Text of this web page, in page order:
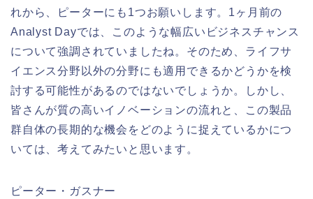
れから、ピーターにも1つお願いします。1ヶ月前の
Analyst Dayでは、このような幅広いビジネスチャンス
について強調されていましたね。そのため、ライフサ
イエンス分野以外の分野にも適用できるかどうかを検
討する可能性があるのではないでしょうか。しかし、
皆さんが質の高いイノベーションの流れと、この製品
群自体の長期的な機会をどのように捉えているかにつ
いては、考えてみたいと思います。
ピーター・ガスナー